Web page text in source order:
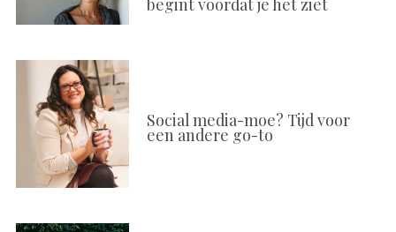
Social media-moe? Tijd voor
een andere go-to